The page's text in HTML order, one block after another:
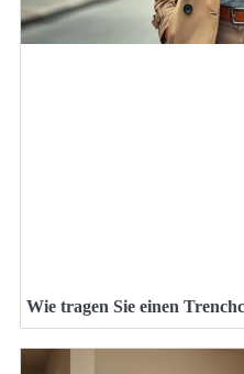
Wie tragen Sie einen